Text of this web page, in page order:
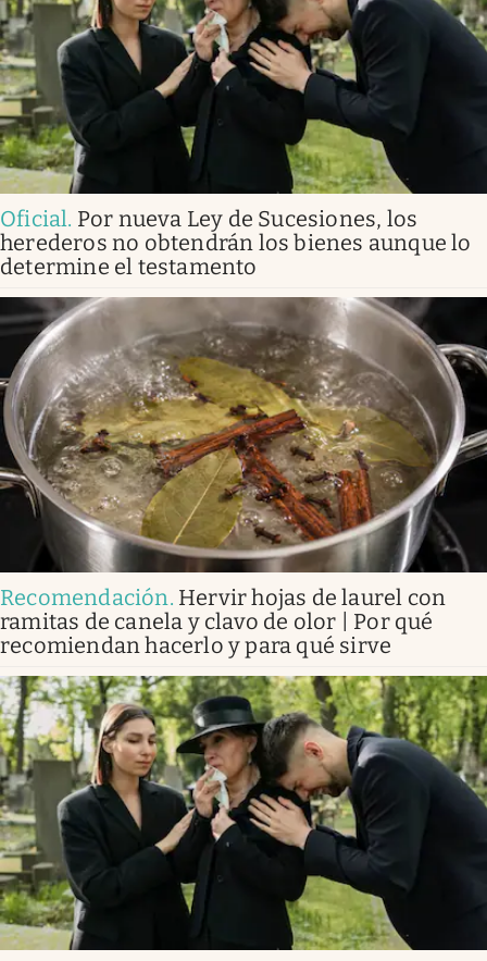
Oficial. Por nueva Ley de Sucesiones, los
herederos no obtendrán los bienes aunque lo
determine el testamento
Recomendación. Hervir hojas de laurel con
ramitas de canela y clavo de olor | Por qué
recomiendan hacerlo y para qué sirve